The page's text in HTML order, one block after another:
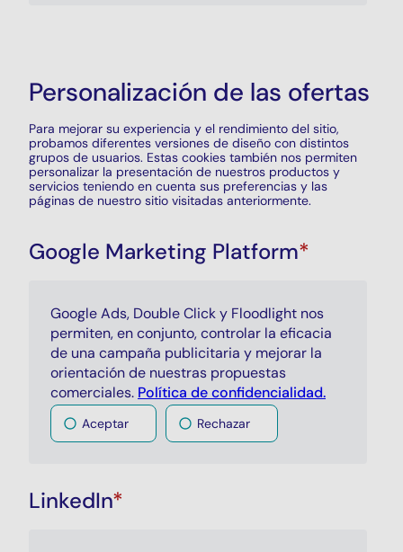
Personalización de las ofertas
Para mejorar su experiencia y el rendimiento del sitio,
probamos diferentes versiones de diseño con distintos
grupos de usuarios. Estas cookies también nos permiten
personalizar la presentación de nuestros productos y
servicios teniendo en cuenta sus preferencias y las
páginas de nuestro sitio visitadas anteriormente.
Google Marketing Platform*
Google Ads, Double Clicky Floodlight nos
permiten, en conjunto, controlar la eficacia
de una campaña publicitaria y mejorar la
orientación de nuestras propuestas
comerciales. Política de confidencialidad.
Aceptar Rechazar
LinkedIn*